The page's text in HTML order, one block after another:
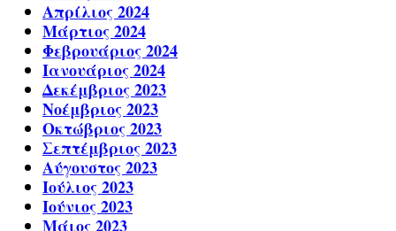
Απρίλιος 2024
Μάρτιος 2024
Φεβρουάριος 2024
Ιανουάριος 2024
Δεκέμβριος 2023
Νοέμβριος 2023
Οκτώβριος 2023
Σεπτέμβριος 2023
Αύγουστος 2023
Ιούλιος 2023
Ιούνιος 2023
Μάιος 2023